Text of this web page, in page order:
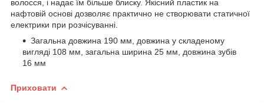
волосся, і надає їм більше блиску. Якісний пластик на
нафтовій основі дозволяє практично не створювати статичної
електрики при розчісуванні.
Загальна довжина 190 мм, довжина у складеному
вигляді 108 мм, загальна ширина 25 мм, довжина зубів
16 мм
Приховати